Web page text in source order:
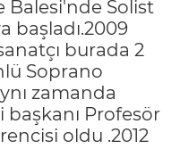
Balesi'nde Solist
başladı.2009
burada 2
Soprano
zamanda
başkanı Profesör
oldu .2012